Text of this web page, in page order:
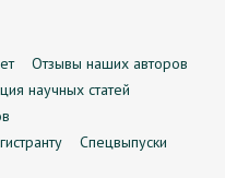
Отзывы наших авторов
научных статей
Спецвыпуски